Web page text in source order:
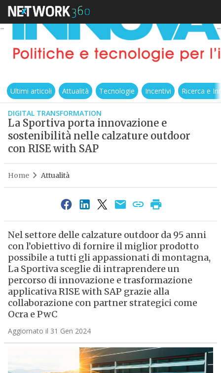
Ultimi articoli Attualità Tecnologie Incentivi Ricerca e
DIGITAL TRANSFORMATION
La Sportiva porta innovazione e
sostenibilità nelle calzature outdoor
con RISE with SAP
Home Attualità
Nel settore delle calzature outdoor da 95 anni
con l’obiettivo di fornire il miglior prodotto
possibile a tutti gli appassionati di montagna,
La Sportiva sceglie di intraprendere un
percorso di innovazione e trasformazione
applicativa RISE with SAP grazie alla
collaborazione con partner strategici come
Ocra e PwC
Aggiornato il 31 Gen 2024